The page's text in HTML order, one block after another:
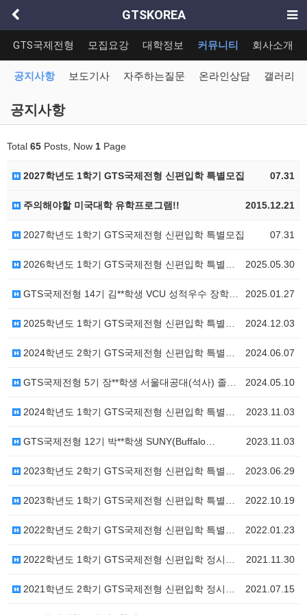
GTSKOREA
GTS국제전형 모집요강 대학정보 커뮤니티 회사소개
공지사항 보도기사 자주하는질문 온라인상담 갤러리
공지사항
Total 65 Posts, Now 1 Page
07.31
2027학년도 1학기 GTS국제전형 신편입학 특별모집
2015.12.21
주의해야할 미국대학 유학프로그램!!
07.31
2027학년도 1학기 GTS국제전형 신편입학 특별모집
2025.05.30
2026학년도 1학기 GTS국제전형 신편입학 특별모집
2025.01.27
GTS국제전형 14기 김**학생 VCU 성적우수 장학생…
2024.12.03
2025학년도 1학기 GTS국제전형 신편입학 특별모집
2024.06.07
2024학년도 2학기 GTS국제전형 신편입학 특별모집
2024.05.10
GTS국제전형 5기 장**학생 서울대공대(석사) 졸업 …
2023.11.03
2024학년도 1학기 GTS국제전형 신편입학 특별모집
2023.11.03
GTS국제전형 12기 박**학생 SUNY(Buffalo…
2023.06.29
2023학년도 2학기 GTS국제전형 신편입학 특별모집
2022.10.19
2023학년도 1학기 GTS국제전형 신편입학 특별모집
2022.01.23
2022학년도 2학기 GTS국제전형 신편입학 특별모집
2021.11.30
2022학년도 1학기 GTS국제전형 신편입학 정시모집(…
2021.07.15
2021학년도 2학기 GTS국제전형 신편입학 정시모집